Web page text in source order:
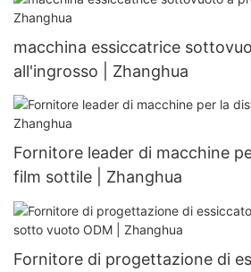
macchina essiccatrice
all'ingrosso | Zhanghua
Fornitore leader di macchine
film sottile | Zhanghua
Fornitore di progettazione di